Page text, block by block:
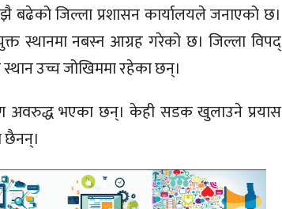
बढेको जिल्ला प्रशासन कार्यालयले जनाएको छ।
स्थानमा नबस्न आग्रह गरेको छ। जिल्ला विपद्
उच्च जोखिममा रहेका छन्।
अवरुद्ध भएका छन्। केही सडक खुलाउने प्रयास